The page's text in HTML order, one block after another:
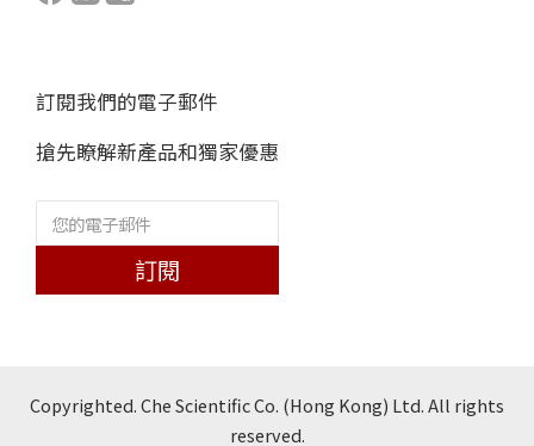
訂閱我們的電子郵件
搶先瞭解新產品和獨家優惠
訂閱
Copyrighted. Che Scientific Co. (Hong Kong) Ltd. All rights
reserved.